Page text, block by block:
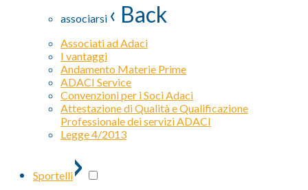
associarsi ‹ Back
Associati ad Adaci
I vantaggi
Andamento Materie Prime
ADACI Service
Convenzioni per i Soci Adaci
Attestazione di Qualità e Qualificazione
Professionale dei servizi ADACI
Legge 4/2013
Sportelli›